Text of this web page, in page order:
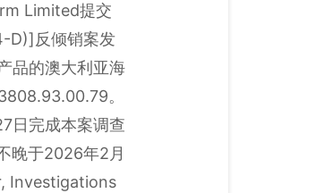
Limited提交
D)]反倾销案发
品的澳大利亚海
。
日完成本案调查
晚于2026年2月
Investigations